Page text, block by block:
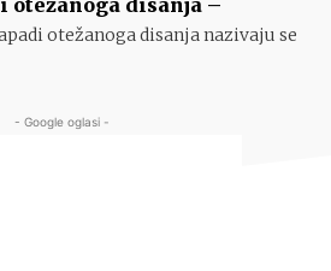
otežanoga disanja –
otežanoga disanja nazivaju se
- Google oglasi -